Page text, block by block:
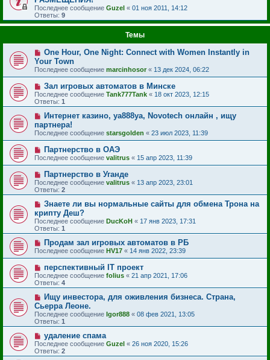
Последнее сообщение Guzel « 01 ноя 2011, 14:12
Ответы: 9
Темы
One Hour, One Night: Connect with Women Instantly in
Your Town
Последнее сообщение marcinhosor « 13 дек 2024, 06:22
Зал игровых автоматов в Минске
Последнее сообщение Tank777Tank « 18 окт 2023, 12:15
Ответы: 1
Интернет казино, ya888ya, Novotech онлайн , ищу
партнера!
Последнее сообщение starsgolden « 23 июл 2023, 11:39
Партнерство в ОАЭ
Последнее сообщение valitrus « 15 апр 2023, 11:39
Партнерство в Уганде
Последнее сообщение valitrus « 13 апр 2023, 23:01
Ответы: 2
Знаете ли вы нормальные сайты для обмена Трона на
крипту Деш?
Последнее сообщение DucKoH « 17 янв 2023, 17:31
Ответы: 1
Продам зал игровых автоматов в РБ
Последнее сообщение HV17 « 14 янв 2022, 23:39
перспективный IT проект
Последнее сообщение folius « 21 апр 2021, 17:06
Ответы: 4
Ищу инвестора, для оживления бизнеса. Страна,
Сьерра Леоне.
Последнее сообщение Igor888 « 08 фев 2021, 13:05
Ответы: 1
удаление спама
Последнее сообщение Guzel « 26 ноя 2020, 15:26
Ответы: 2